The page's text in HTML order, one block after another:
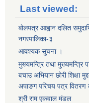
Last viewed:
बोलपत्र आह्वान दलित
नगरपालिका-३
आवश्यक सुचना ।
मुख्यमन्त्रि तथा मुख्यमन्त्रि
बचाउ अभियान छोरी शिक्षा
अपाङग परिचय पत्र वितरण
श्री राम एकवाल मंडल